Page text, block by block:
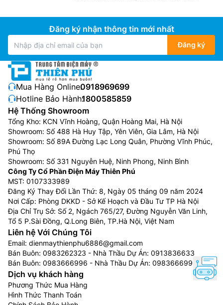
Đăng ký nhận thông tin mới nhất
Đăng ký
Mua Hàng Online:0918969699
Hotline Bảo Hành:1800585859
Hệ Thống Showroom
Tổng Kho: KCN Vĩnh Hoàng, Quận Hoàng Mai, Hà Nội
Showroom: Số 488 Hà Huy Tập, Yên Viên, Gia Lâm, Hà Nội
Showroom: Số 89A Đường Lạc Long Quân, Phường Vĩnh Phúc,
Phú Thọ
Showroom: Số 331 Nguyễn Huệ, Ninh Phong, Ninh Bình
Công Ty Cổ Phần Điện Máy Thiên Phú
MST: 0107333989
Đăng Ký Thay Đổi Lần Thứ: 8, Ngày 05 tháng 09 năm 2024
Nơi Cấp: Phòng DKKD - Sở Kế Hoạch và Đầu Tư TP Hà Nội
Địa Chỉ Trụ Sở: Số 2, Ngách 765/27, Đường Nguyễn Văn Linh,
Tổ 5 P.Sài Đồng, Q.Long Biên, TP.Hà Nội, Việt Nam
Liên hệ Với Chúng Tôi
Email: dienmaythienphu6886@gmail.com
Bán Buôn: 0983262323 - Nhà Thầu Dự Án: 0913836633
Bán Buôn: 0983666996 - Nhà Thầu Dự Án: 0983666996
Dịch vụ khách hàng
Phương Thức Mua Hàng
Hình Thức Thanh Toán